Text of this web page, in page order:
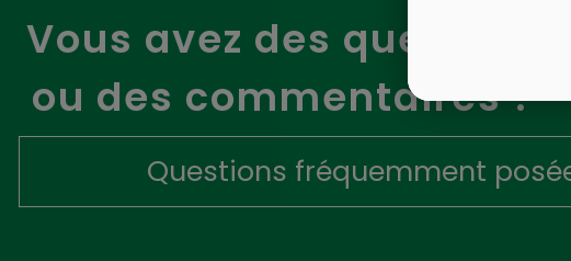
Vous avez des questions
ou des commentaires ?
Questions fréquemment